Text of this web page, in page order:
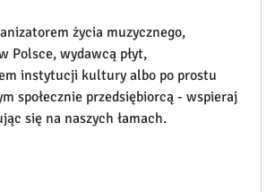
życia muzycznego,
Polsce, wydawcą płyt,
instytucji kultury albo po prostu
społecznie przedsiębiorcą - wspieraj
się na naszych łamach.